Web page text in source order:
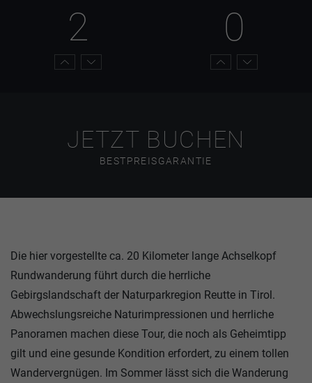
2 0
JETZT BUCHEN
BESTPREISGARANTIE
Die hier vorgestellte ca. 20 Kilometer lange Achselkopf
Rundwanderung führt durch die herrliche
Gebirgslandschaft der Naturparkregion Reutte in Tirol.
Abwechslungsreiche Naturimpressionen und herrliche
Panoramen machen diese Tour, die noch als Geheimtipp
gilt und eine gesunde Kondition erfordert, zu einem tollen
Wandervergnügen. Im Sommer lässt sich die Wanderung